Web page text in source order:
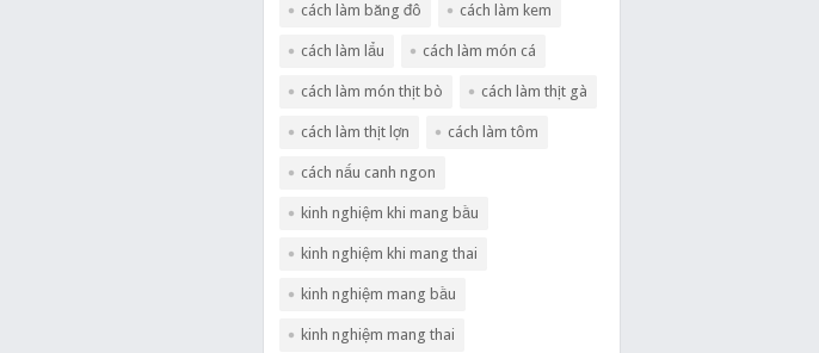
cách làm băng đô cách làm kem
cách làm lẩu cách làm món cá
cách làm món thịt bò cách làm thịt gà
cách làm thịt lợn cách làm tôm
cách nấu canh ngon
kinh nghiệm khi mang bầu
kinh nghiệm khi mang thai
kinh nghiệm mang bầu
kinh nghiệm mang thai